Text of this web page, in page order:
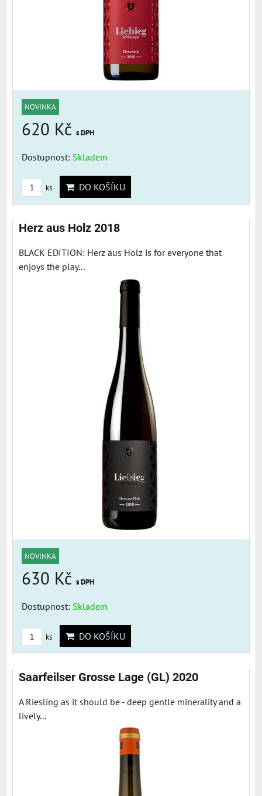
NOVINKA
620 Kč s DPH
Dostupnost: Skladem
ks DO KOŠÍKU
Herz aus Holz 2018
BLACK EDITION: Herz aus Holz is for everyone that
enjoys the play...
NOVINKA
630 Kč s DPH
Dostupnost: Skladem
ks DO KOŠÍKU
Saarfeilser Grosse Lage (GL) 2020
A Riesling as it should be - deep gentle minerality and a
lively...